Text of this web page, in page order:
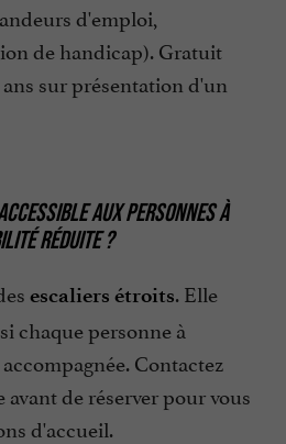
d'emploi,
de handicap). Gratuit
sur présentation d'un
AUX PERSONNES À
RÉDUITE ?
escaliers étroits. Elle
chaque personne à
Contactez
de réserver pour vous
d'accueil.